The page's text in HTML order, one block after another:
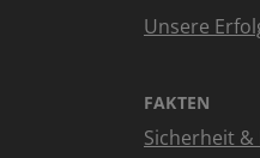
Unsere
FAKTEN
Sicherheit